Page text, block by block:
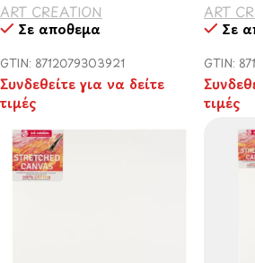
ART CREATION
Σε απόθεμα
GTIN: 8712079303921
Συνδεθείτε για να δείτε
τιμές
ART
Σε
GTIN:
τιμές